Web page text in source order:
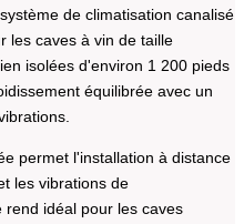
de climatisation canalisé
les caves à vin de taille
isolées d'environ 1 200 pieds
équilibrée avec un
permet l'installation à distance
les vibrations de
rend idéal pour les caves